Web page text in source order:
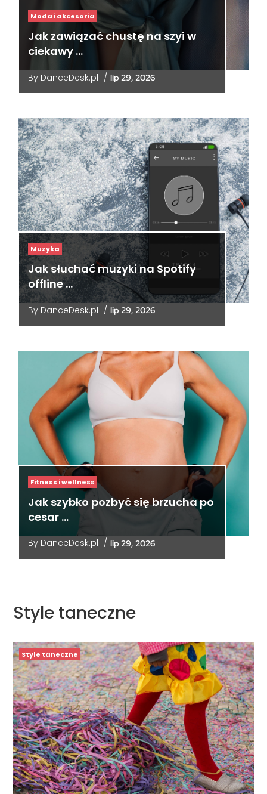
Moda i akcesoria
Jak zawiązać chustę na szyi w
ciekawy …
By DanceDesk.pl / lip 29, 2026
Muzyka
Jak słuchać muzyki na Spotify
offline …
By DanceDesk.pl / lip 29, 2026
Fitness i wellness
Jak szybko pozbyć się brzucha po
cesar …
By DanceDesk.pl / lip 29, 2026
Style taneczne
Style taneczne